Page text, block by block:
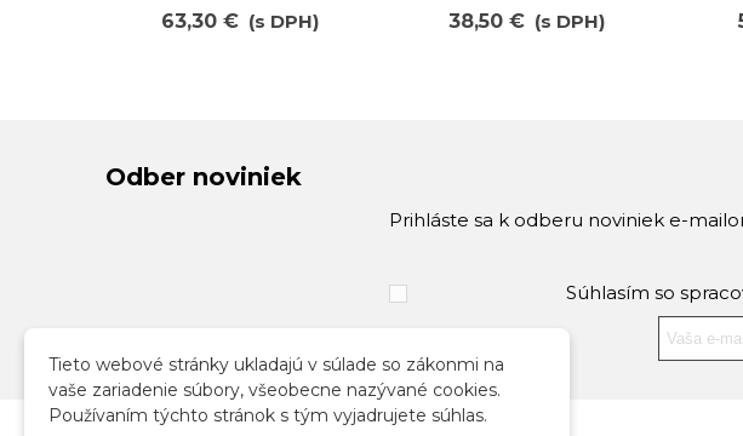
63,30 € (s DPH) 38,50 € (s DPH)
Odber noviniek
Prihláste sa k odberu noviniek e-
Súhlasím so
Tieto webové stránky ukladajú v súlade so zákonmi na
vaše zariadenie súbory, všeobecne nazývané cookies.
Používaním týchto stránok s tým vyjadrujete súhlas.